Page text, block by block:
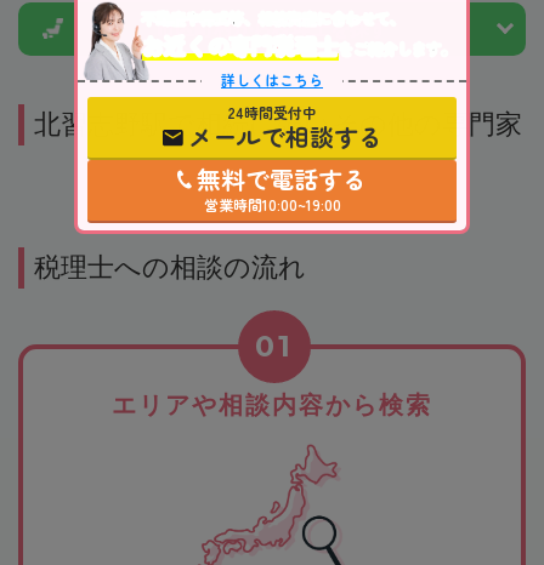
市区町村から
北習志野駅で相続に強いその他の専門家
税理士への相談の流れ
エリアや相談内容から検索
01
不動産や株式等、相続資産に合わせて、
お近くの専門税理士
をご紹介します。
詳しくはこちら
24時間受付中
メールで相談する
無料で電話する
営業時間10:00~19:00